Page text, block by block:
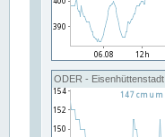
ODER - Eisenhüttenstadt